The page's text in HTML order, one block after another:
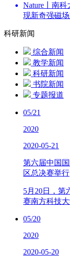
Nature丨南
现新奇强磁
科研新闻
综合新闻
教学新闻
科研新闻
书院新闻
专题报道
05/21
2020
2020-05-21
第六届中国
区总决赛举行
5月20日，第
赛南方科技
05/20
2020
2020-05-20